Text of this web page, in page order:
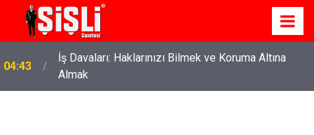
04:43
İş Davaları: Haklarınızı Bilmek ve Koruma Altına
Almak